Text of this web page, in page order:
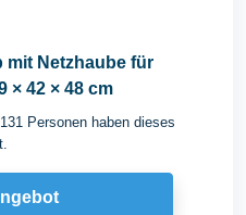
mit Netzhaube für
× 42 × 48 cm
Personen haben dieses